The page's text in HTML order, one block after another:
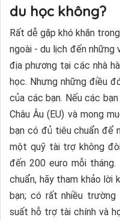
du học không?
Rất dễ gặp khó khăn
ngoài - du lịch đến những
địa phương tại các nhà
học. Nhưng những điều
của các bạn. Nếu các
Châu Âu (EU) và mong
bạn có đủ tiêu chuẩn để
một quỹ tài trợ không
đến 200 euro mỗi
chuẩn, hãy tham khảo
bạn; có rất nhiều
suất hỗ trợ tài chính và